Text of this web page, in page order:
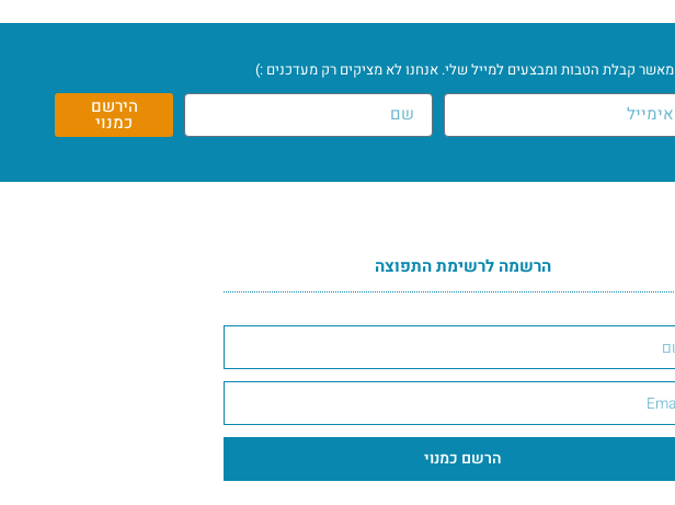
מאשר קבלת הטבות ומבצעים למייל שלי. אנחנו לא מציקים רק מעדכנים :)
הירשם
כמנוי
הרשמה לרשימת התפוצה
הרשם כמנוי